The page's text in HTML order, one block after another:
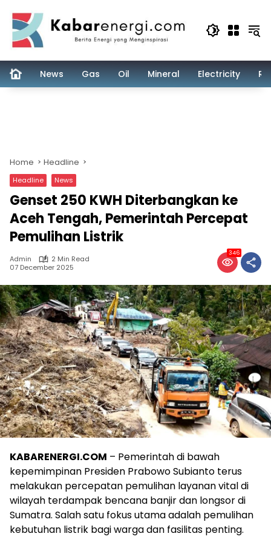
content
News Gas Oil Mineral Electricity
Home Headline
Headline News
Genset 250 KWH Diterbangkan ke
Aceh Tengah, Pemerintah Percepat
Pemulihan Listrik
Admin
2 Min Read
07 December 2025
346
KABARENERGI.COM – Pemerintah di bawah
kepemimpinan Presiden Prabowo Subianto terus
melakukan percepatan pemulihan layanan vital di
wilayah terdampak bencana banjir dan longsor di
Sumatra. Salah satu fokus utama adalah pemulihan
kebutuhan listrik bagi warga dan fasilitas penting.